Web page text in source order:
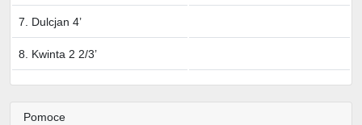
7. Dulcjan 4’
8. Kwinta 2 2/3’
Pomoce